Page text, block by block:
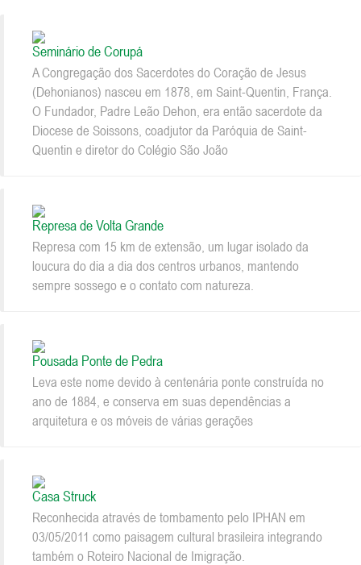
Seminário de Corupá
A Congregação dos Sacerdotes do Coração de Jesus
(Dehonianos) nasceu em 1878, em Saint-Quentin, França.
O Fundador, Padre Leão Dehon, era então sacerdote da
Diocese de Soissons, coadjutor da Paróquia de Saint-
Quentin e diretor do Colégio São João
Represa de Volta Grande
Represa com 15 km de extensão, um lugar isolado da
loucura do dia a dia dos centros urbanos, mantendo
sempre sossego e o contato com natureza.
Pousada Ponte de Pedra
Leva este nome devido à centenária ponte construída no
ano de 1884, e conserva em suas dependências a
arquitetura e os móveis de várias gerações
Casa Struck
Reconhecida através de tombamento pelo IPHAN em
03/05/2011 como paisagem cultural brasileira integrando
também o Roteiro Nacional de Imigração.